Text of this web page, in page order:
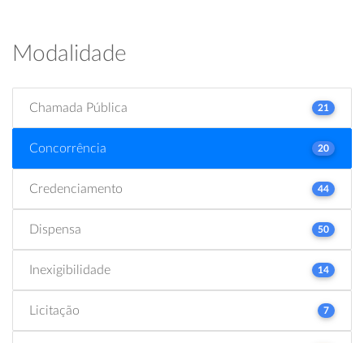
Modalidade
Chamada Pública 21
Concorrência 20
Credenciamento 44
Dispensa 50
Inexigibilidade 14
Licitação 7